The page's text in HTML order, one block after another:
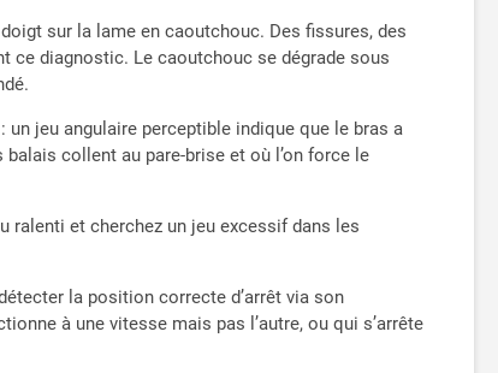
sur la lame en caoutchouc. Des fissures, des
ce diagnostic. Le caoutchouc se dégrade sous
jeu angulaire perceptible indique que le bras a
collent au pare-brise et où l’on force le
et cherchez un jeu excessif dans les
la position correcte d’arrêt via son
à une vitesse mais pas l’autre, ou qui s’arrête